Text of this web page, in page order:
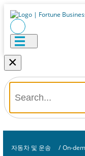
×
자동차 및 운송 / On-